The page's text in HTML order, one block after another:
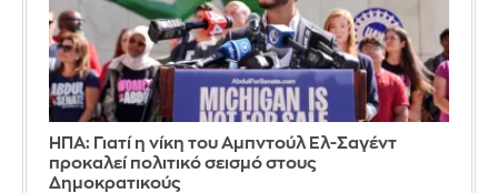
ΗΠΑ: Γιατί η νίκη του Αμπντούλ Ελ-Σαγέντ
προκαλεί πολιτικό σεισμό στους
Δημοκρατικούς